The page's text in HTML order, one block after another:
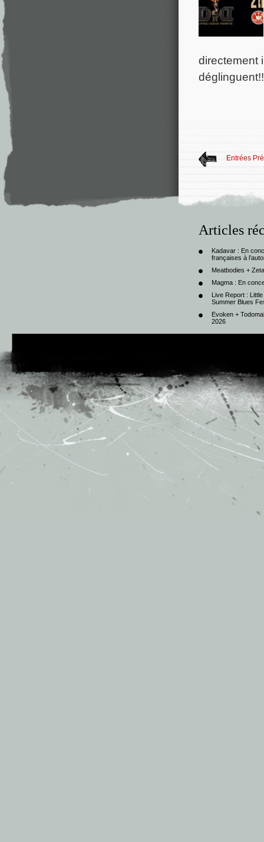
directement
Entrées
Articles
Kadavar : En
françaises à
Meatbodies +
Magma : En
Live Report :
Summer Blues
Evoken +
2026